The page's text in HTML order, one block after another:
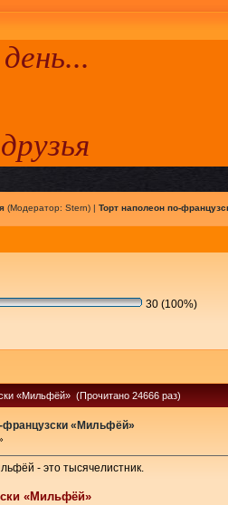
(Модератор: Stern) | Торт наполеон по-
30 (100%)
«Мильфёй» (Прочитано 24666 раз)
французски «Мильфёй»
- это тысячелистник.
«Мильфёй»